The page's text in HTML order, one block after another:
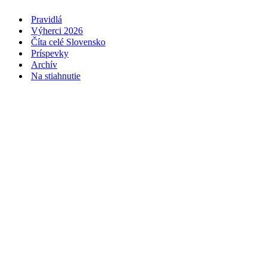
Pravidlá
Výherci 2026
Číta celé Slovensko
Príspevky
Archív
Na stiahnutie